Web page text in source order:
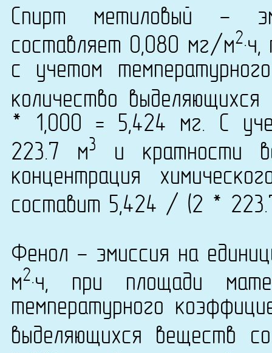
Спирт метиловый -
составляет 0,080 мг/м2
с учетом
количество
* 1,000 = 5,424 мг. С
223.7 м3
и кратности
концентрация
составит 5,424 / (2 *
Фенол - эмиссия на
м2·ч, при площади
температурного
выделяющихся веществ